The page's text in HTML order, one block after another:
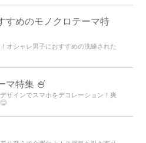
すめのモノクロテーマ特
オシャレ男子におすすめの洗練された
マ特集 🍧
ザインでスマホをデコレーション！爽